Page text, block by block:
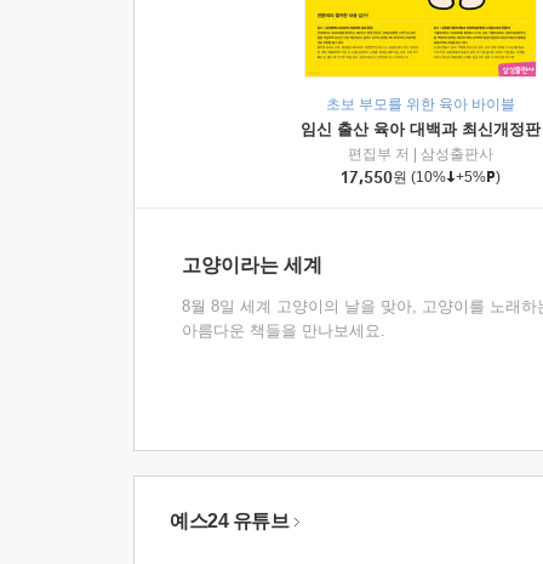
초보 부모를 위한 육아 바이블
임신 출산 육아 대백과 최신개정판
편집부 저
삼성출판사
17,550원 (10% +5% )
고양이라는 세계
8월 8일 세계 고양이의 날을 맞아, 고양이를 노래하
아름다운 책들을 만나보세요.
예스24 유튜브